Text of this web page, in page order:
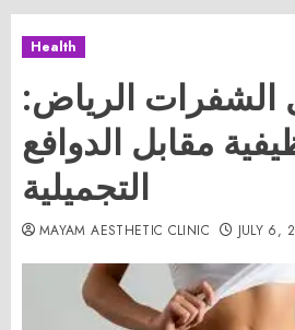
Health
الشفرات الرياض:
مقابل الدوافع
التجميلية
MAYAM AESTHETIC CLINIC JULY 6,